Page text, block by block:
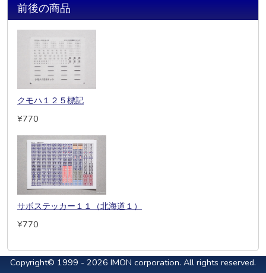
前後の商品
クモハ１２５標記
¥770
サボステッカー１１（北海道１）
¥770
Copyright© 1999 - 2026 IMON corporation. All rights reserved.